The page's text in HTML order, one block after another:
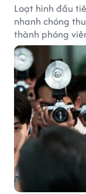
Loạt hình đầu
nhanh chóng
thành phóng
phía sau một vụ